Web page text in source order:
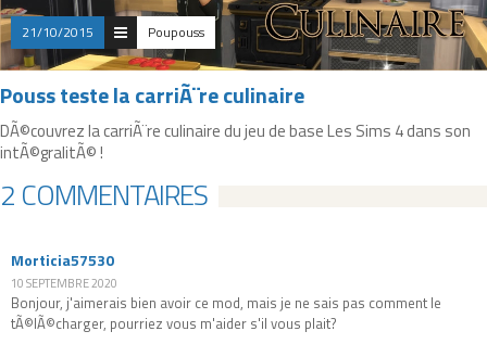
21/10/2015 Poupouss
Pouss teste la carriÃ¨re culinaire
DÃ©couvrez la carriÃ¨re culinaire du jeu de base Les Sims 4 dans son
intÃ©gralitÃ© !
2 COMMENTAIRES
Morticia57530
10 SEPTEMBRE 2020
Bonjour, j'aimerais bien avoir ce mod, mais je ne sais pas comment le
tÃ©lÃ©charger, pourriez vous m'aider s'il vous plait?